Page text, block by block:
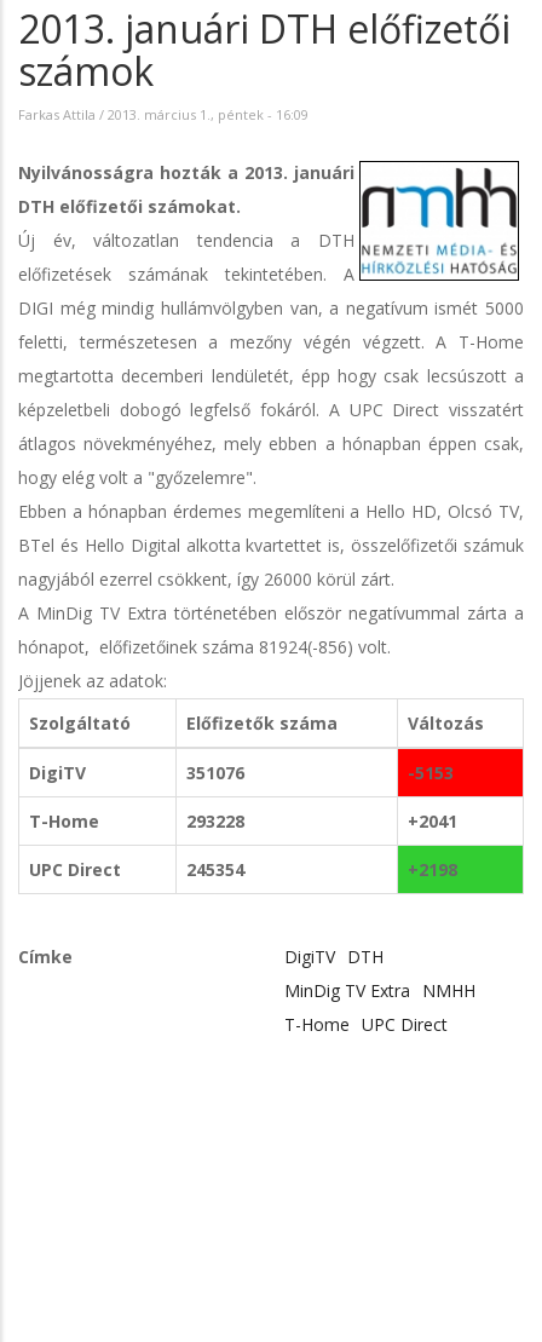
2013. januári DTH előfizetői
számok
Farkas Attila / 2013. március 1., péntek - 16:09
Nyilvánosságra hozták a 2013. januári
DTH előfizetői számokat.
Új év, változatlan tendencia a DTH
előfizetések számának tekintetében. A
DIGI még mindig hullámvölgyben van, a negatívum ismét 5000
feletti, természetesen a mezőny végén végzett. A T-Home
megtartotta decemberi lendületét, épp hogy csak lecsúszott a
képzeletbeli dobogó legfelső fokáról. A UPC Direct visszatért
átlagos növekményéhez, mely ebben a hónapban éppen csak,
hogy elég volt a "győzelemre".
Ebben a hónapban érdemes megemlíteni a Hello HD, Olcsó TV,
BTel és Hello Digital alkotta kvartettet is, összelőfizetői számuk
nagyjából ezerrel csökkent, így 26000 körül zárt.
A MinDig TV Extra történetében először negatívummal zárta a
hónapot, előfizetőinek száma 81924(-856) volt.
Jöjjenek az adatok:
Szolgáltató
Előfizetők száma Változás
DigiTV 351076 -5153
T-Home 293228 +2041
UPC Direct 245354 +2198
Címke DigiTV DTH
MinDig TV Extra
NMHH
T-Home UPC Direct